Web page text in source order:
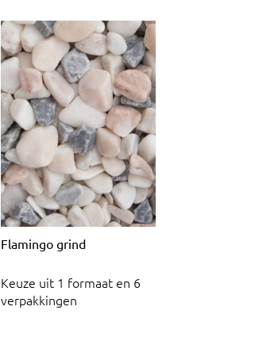
Flamingo grind
Keuze uit 1 formaat en 6
verpakkingen